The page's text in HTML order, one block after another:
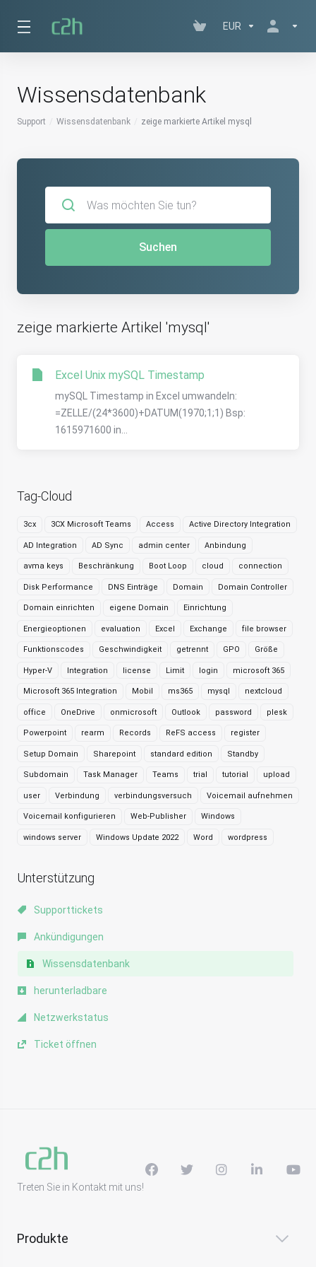
EUR
Wissensdatenbank
Support Wissensdatenbank zeige markierte Artikel mysql
Tag-Cloud
3cx 3CX Microsoft Teams Access Active Directory Integration
AD Integration AD Sync admin center Anbindung
avma keys Beschränkung Boot Loop cloud connection
Disk Performance DNS Einträge Domain Domain Controller
Domain einrichten eigene Domain Einrichtung
Energieoptionen evaluation Excel Exchange file browser
Funktionscodes Geschwindigkeit getrennt GPO Größe
Hyper-V Integration license Limit login microsoft 365
Microsoft 365 Integration Mobil ms365 mysql nextcloud
office OneDrive onmicrosoft Outlook password plesk
Powerpoint rearm Records ReFS access register
Setup Domain Sharepoint standard edition Standby
Subdomain Task Manager Teams trial tutorial upload
user Verbindung verbindungsversuch Voicemail aufnehmen
Voicemail konfigurieren Web-Publisher Windows
windows server Windows Update 2022 Word wordpress
Unterstützung
Supporttickets
Ankündigungen
Wissensdatenbank
herunterladbare
Netzwerkstatus
Ticket öffnen
Suchen
zeige markierte Artikel 'mysql'
Excel Unix mySQL Timestamp
mySQL Timestamp in Excel umwandeln:
=ZELLE/(24*3600)+DATUM(1970;1;1) Bsp:
1615971600 in...
Treten Sie in Kontakt mit uns!
Produkte